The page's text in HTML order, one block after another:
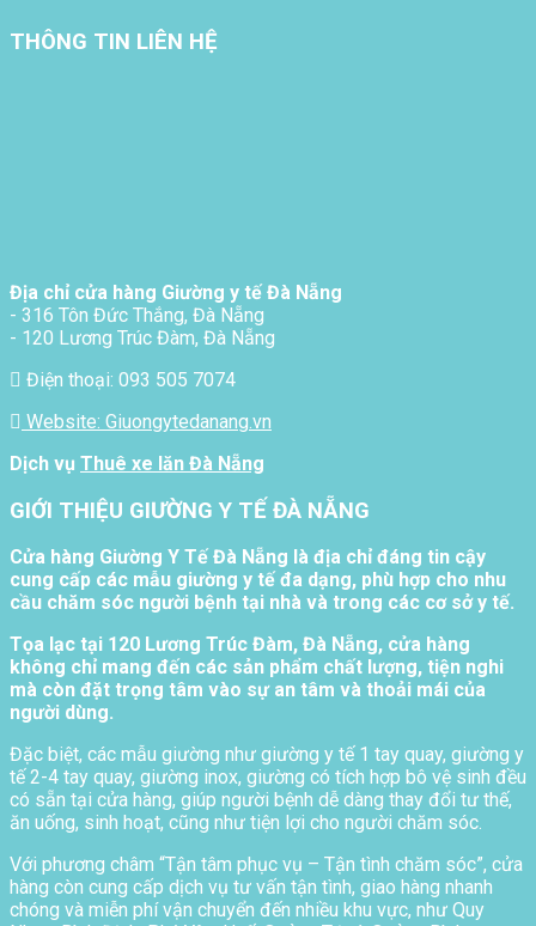
THÔNG TIN LIÊN HỆ
Địa chỉ cửa hàng Giường y tế Đà Nẵng
- 316 Tôn Đức Thắng, Đà Nẵng
- 120 Lương Trúc Đàm, Đà Nẵng
Điện thoại: 093 505 7074
Website: Giuongytedanang.vn
Dịch vụ Thuê xe lăn Đà Nẵng
GIỚI THIỆU GIƯỜNG Y TẾ ĐÀ NẴNG
Cửa hàng Giường Y Tế Đà Nẵng là địa chỉ đáng tin cậy
cung cấp các mẫu giường y tế đa dạng, phù hợp cho nhu
cầu chăm sóc người bệnh tại nhà và trong các cơ sở y tế.
Tọa lạc tại 120 Lương Trúc Đàm, Đà Nẵng, cửa hàng
không chỉ mang đến các sản phẩm chất lượng, tiện nghi
mà còn đặt trọng tâm vào sự an tâm và thoải mái của
người dùng.
Đặc biệt, các mẫu giường như giường y tế 1 tay quay, giường y
tế 2-4 tay quay, giường inox, giường có tích hợp bô vệ sinh đều
có sẵn tại cửa hàng, giúp người bệnh dễ dàng thay đổi tư thế,
ăn uống, sinh hoạt, cũng như tiện lợi cho người chăm sóc.
Với phương châm “Tận tâm phục vụ – Tận tình chăm sóc”, cửa
hàng còn cung cấp dịch vụ tư vấn tận tình, giao hàng nhanh
chóng và miễn phí vận chuyển đến nhiều khu vực, như Quy